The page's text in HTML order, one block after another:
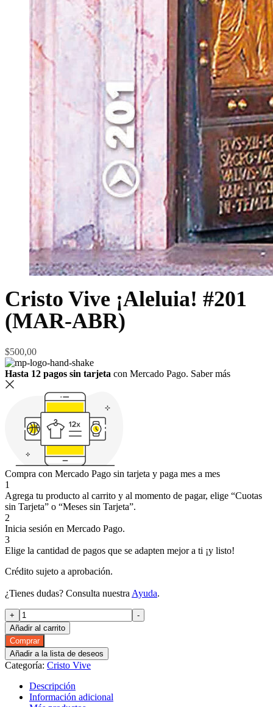
Cristo Vive ¡Aleluia! #201
(MAR-ABR)
$500,00
Hasta 12 pagos sin tarjeta con Mercado Pago. Saber más
Compra con Mercado Pago sin tarjeta y paga mes a mes
1
Agrega tu producto al carrito y al momento de pagar, elige “Cuotas
sin Tarjeta” o “Meses sin Tarjeta”.
2
Inicia sesión en Mercado Pago.
3
Elige la cantidad de pagos que se adapten mejor a ti ¡y listo!
Crédito sujeto a aprobación.
¿Tienes dudas? Consulta nuestra Ayuda.
+ Cristo
Vive
¡Aleluia!
#201
(MAR-
ABR)
-
Añadir al carrito
Comprar
Añadir a la lista de deseos
Categoría: Cristo Vive
Descripción
Información adicional